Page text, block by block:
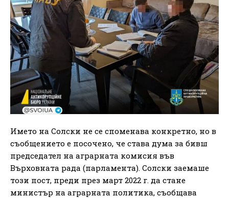
Името на Солски не се споменава конкретно, но в
съобщението е посочено, че става дума за бивш
председател на аграрната комисия във
Върховната рада (парламента). Солски заемаше
този пост, преди през март 2022 г. да стане
министър на аграрната политика, съобщава